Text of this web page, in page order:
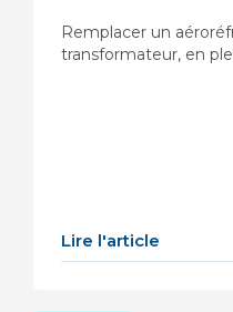
Remplacer un
transformateur, en
Lire l'article